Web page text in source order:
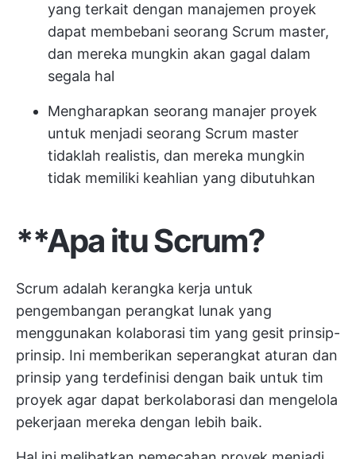
yang terkait dengan manajemen proyek
dapat membebani seorang Scrum master,
dan mereka mungkin akan gagal dalam
segala hal
Mengharapkan seorang manajer proyek
untuk menjadi seorang Scrum master
tidaklah realistis, dan mereka mungkin
tidak memiliki keahlian yang dibutuhkan
**Apa itu Scrum?
Scrum adalah kerangka kerja untuk
pengembangan perangkat lunak yang
menggunakan kolaborasi tim yang gesit prinsip-
prinsip. Ini memberikan seperangkat aturan dan
prinsip yang terdefinisi dengan baik untuk tim
proyek agar dapat berkolaborasi dan mengelola
pekerjaan mereka dengan lebih baik.